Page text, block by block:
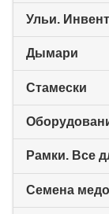
Ульи.
Дымари
Стамески
Рамки. Все
Семена